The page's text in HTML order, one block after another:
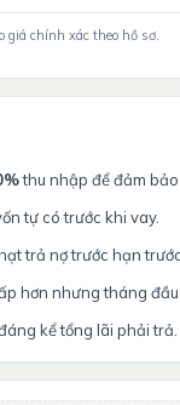
chính xác theo hồ sơ.
thu nhập để đảm
tự có trước khi vay.
trả nợ trước hạn
hơn nhưng tháng
kể tổng lãi phải trả.